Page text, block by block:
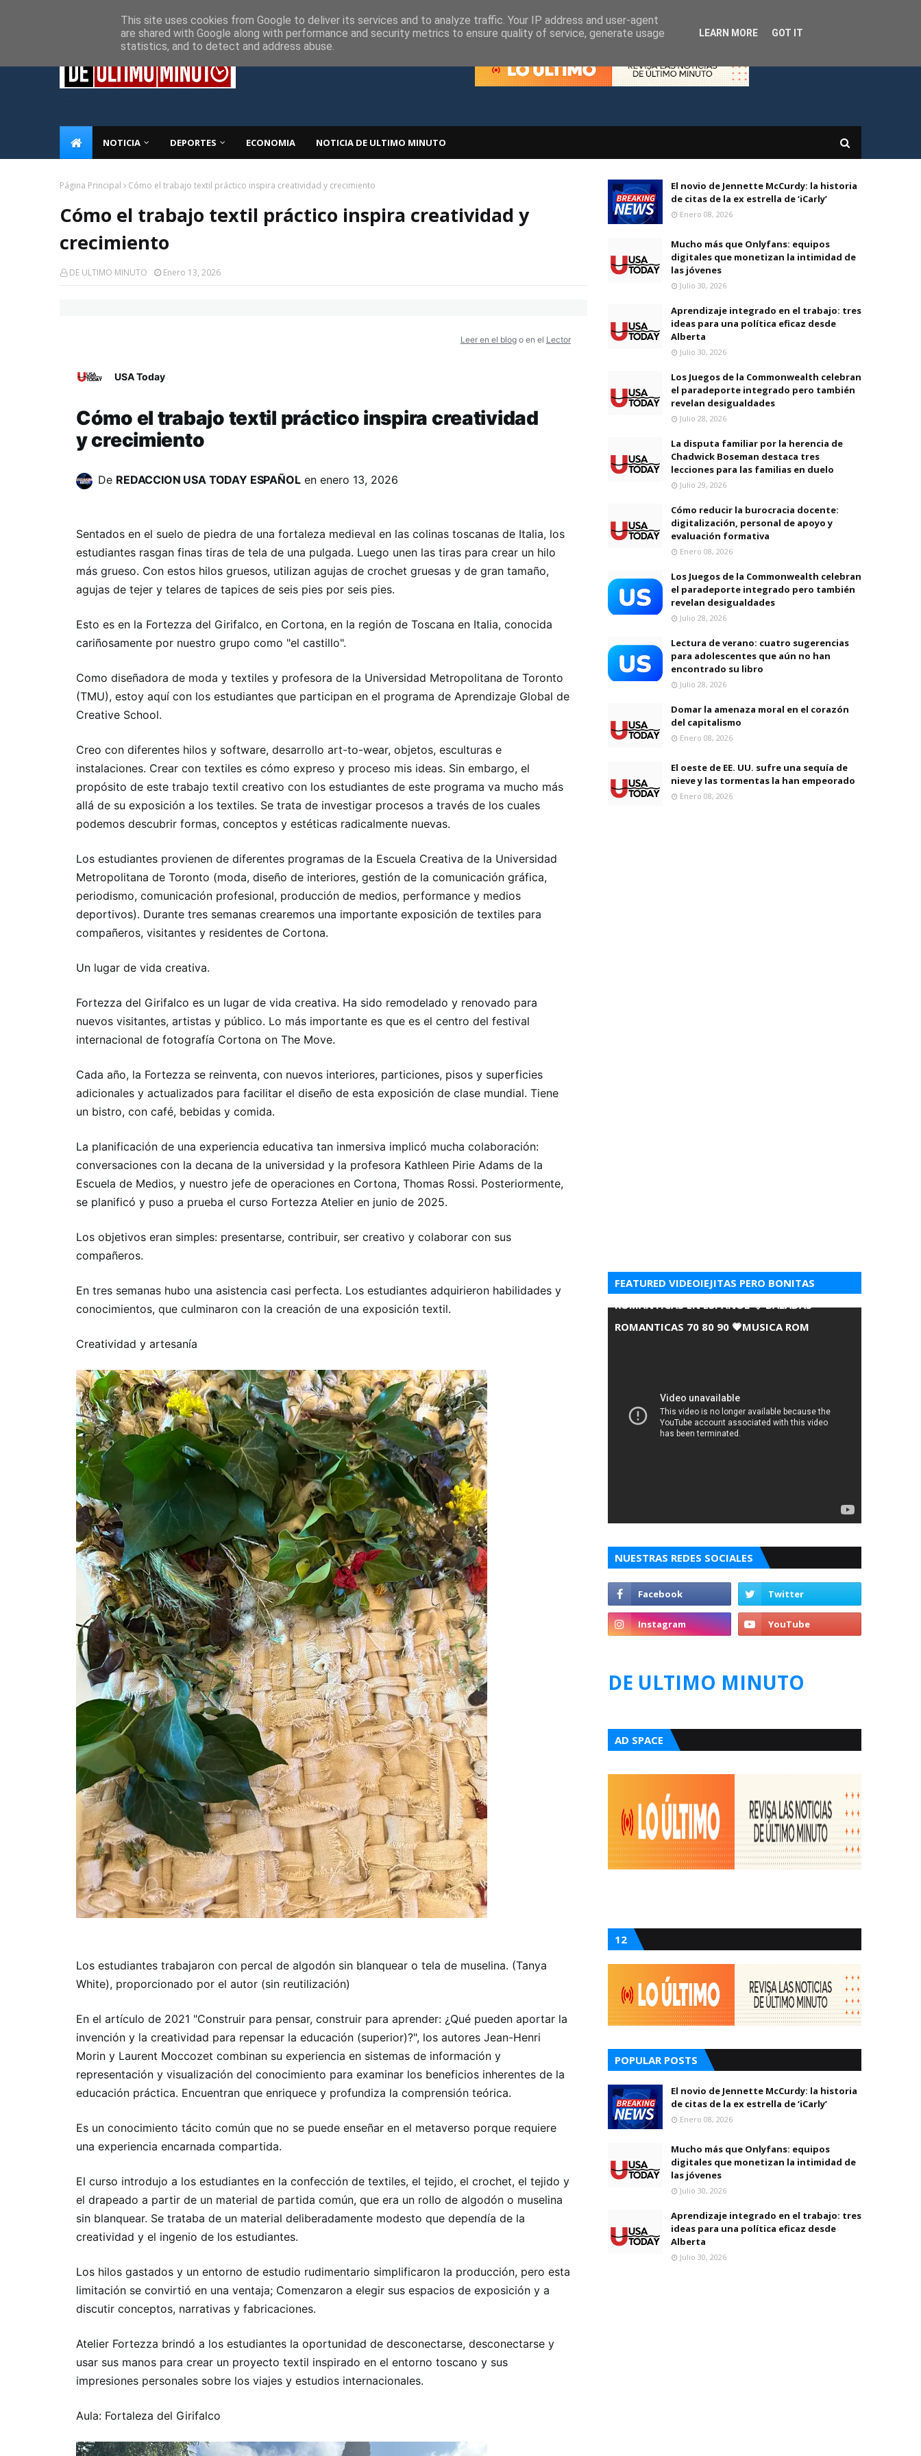
NOTICIA DEPORTES ECONOMIA NOTICIA DE ULTIMO MINUTO
Página Principal Cómo el trabajo textil práctico inspira creatividad y crecimiento
Cómo el trabajo textil práctico inspira creatividad y
crecimiento
DE ULTIMO MINUTO Enero 13, 2026
Leer en el blog o en el Lector
USA Today
Cómo el trabajo textil práctico inspira creatividad
y crecimiento
De REDACCION USA TODAY ESPAÑOLen enero 13, 2026
Sentados en el suelo de piedra de una fortaleza medieval en las colinas toscanas de Italia, los
estudiantes rasgan finas tiras de tela de una pulgada. Luego unen las tiras para crear un hilo
más grueso. Con estos hilos gruesos, utilizan agujas de crochet gruesas y de gran tamaño,
agujas de tejer y telares de tapices de seis pies por seis pies.
Esto es en la Fortezza del Girifalco, en Cortona, en la región de Toscana en Italia, conocida
cariñosamente por nuestro grupo como "el castillo".
Como diseñadora de moda y textiles y profesora de la Universidad Metropolitana de Toronto
(TMU), estoy aquí con los estudiantes que participan en el programa de Aprendizaje Global de
Creative School.
Creo con diferentes hilos y software, desarrollo art-to-wear, objetos, esculturas e
instalaciones. Crear con textiles es cómo expreso y proceso mis ideas. Sin embargo, el
propósito de este trabajo textil creativo con los estudiantes de este programa va mucho más
allá de su exposición a los textiles. Se trata de investigar procesos a través de los cuales
podemos descubrir formas, conceptos y estéticas radicalmente nuevas.
Los estudiantes provienen de diferentes programas de la Escuela Creativa de la Universidad
Metropolitana de Toronto (moda, diseño de interiores, gestión de la comunicación gráfica,
periodismo, comunicación profesional, producción de medios, performance y medios
deportivos). Durante tres semanas crearemos una importante exposición de textiles para
compañeros, visitantes y residentes de Cortona.
Un lugar de vida creativa.
Fortezza del Girifalco es un lugar de vida creativa. Ha sido remodelado y renovado para
nuevos visitantes, artistas y público. Lo más importante es que es el centro del festival
internacional de fotografía Cortona on The Move.
Cada año, la Fortezza se reinventa, con nuevos interiores, particiones, pisos y superficies
adicionales y actualizados para facilitar el diseño de esta exposición de clase mundial. Tiene
un bistro, con café, bebidas y comida.
La planificación de una experiencia educativa tan inmersiva implicó mucha colaboración:
conversaciones con la decana de la universidad y la profesora Kathleen Pirie Adams de la
Escuela de Medios, y nuestro jefe de operaciones en Cortona, Thomas Rossi. Posteriormente,
se planificó y puso a prueba el curso Fortezza Atelier en junio de 2025.
Los objetivos eran simples: presentarse, contribuir, ser creativo y colaborar con sus
compañeros.
En tres semanas hubo una asistencia casi perfecta. Los estudiantes adquirieron habilidades y
conocimientos, que culminaron con la creación de una exposición textil.
Creatividad y artesanía
Los estudiantes trabajaron con percal de algodón sin blanquear o tela de muselina. (Tanya
White), proporcionado por el autor (sin reutilización)
En el artículo de 2021 "Construir para pensar, construir para aprender: ¿Qué pueden aportar la
invención y la creatividad para repensar la educación (superior)?", los autores Jean-Henri
Morin y Laurent Moccozet combinan su experiencia en sistemas de información y
representación y visualización del conocimiento para examinar los beneficios inherentes de la
educación práctica. Encuentran que enriquece y profundiza la comprensión teórica.
Es un conocimiento tácito común que no se puede enseñar en el metaverso porque requiere
una experiencia encarnada compartida.
El curso introdujo a los estudiantes en la confección de textiles, el tejido, el crochet, el tejido y
el drapeado a partir de un material de partida común, que era un rollo de algodón o muselina
sin blanquear. Se trataba de un material deliberadamente modesto que dependía de la
creatividad y el ingenio de los estudiantes.
Los hilos gastados y un entorno de estudio rudimentario simplificaron la producción, pero esta
limitación se convirtió en una ventaja; Comenzaron a elegir sus espacios de exposición y a
discutir conceptos, narrativas y fabricaciones.
Atelier Fortezza brindó a los estudiantes la oportunidad de desconectarse, desconectarse y
usar sus manos para crear un proyecto textil inspirado en el entorno toscano y sus
impresiones personales sobre los viajes y estudios internacionales.
Aula: Fortaleza del Girifalco
El novio de Jennette McCurdy: la historia
de citas de la ex estrella de ‘iCarly’
Enero 08, 2026
Mucho más que Onlyfans: equipos
digitales que monetizan la intimidad de
las jóvenes
Julio 30, 2026
Aprendizaje integrado en el trabajo: tres
ideas para una política eficaz desde
Alberta
Julio 30, 2026
Los Juegos de la Commonwealth celebran
el paradeporte integrado pero también
revelan desigualdades
Julio 28, 2026
La disputa familiar por la herencia de
Chadwick Boseman destaca tres
lecciones para las familias en duelo
Julio 29, 2026
Cómo reducir la burocracia docente:
digitalización, personal de apoyo y
evaluación formativa
Enero 08, 2026
Los Juegos de la Commonwealth celebran
el paradeporte integrado pero también
revelan desigualdades
Julio 28, 2026
Lectura de verano: cuatro sugerencias
para adolescentes que aún no han
encontrado su libro
Julio 28, 2026
Domar la amenaza moral en el corazón
del capitalismo
Enero 08, 2026
El oeste de EE. UU. sufre una sequía de
nieve y las tormentas la han empeorado
Enero 08, 2026
FEATURED VIDEOIEJITAS PERO BONITAS
ROMANTICAS EN ESPANOL 💘 BALADAS
ROMANTICAS 70 80 90 💗MUSICA ROM
NUESTRAS REDES SOCIALES
DE ULTIMO MINUTO
AD SPACE
12
POPULAR POSTS
El novio de Jennette McCurdy: la historia
de citas de la ex estrella de ‘iCarly’
Enero 08, 2026
Mucho más que Onlyfans: equipos
digitales que monetizan la intimidad de
las jóvenes
Julio 30, 2026
Aprendizaje integrado en el trabajo: tres
ideas para una política eficaz desde
Alberta
Julio 30, 2026
This site uses cookies from Google to deliver its services and to analyze traffic. Your IP address and user-agent
are shared with Google along with performance and security metrics to ensure quality of service, generate usage
statistics, and to detect and address abuse.
LEARN MORE GOT IT